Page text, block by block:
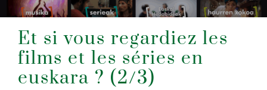
Et si vous regardiez les
films et les séries en
euskara ? (2/3)